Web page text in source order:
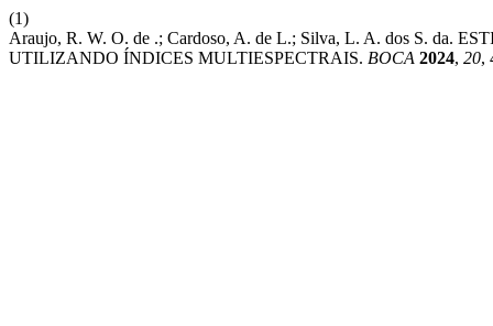
(1)
Araujo, R. W. O. de .; Cardoso, A. de L.; Silva, L. A. dos S. da.
UTILIZANDO ÍNDICES MULTIESPECTRAIS. BOCA 2024, 20,